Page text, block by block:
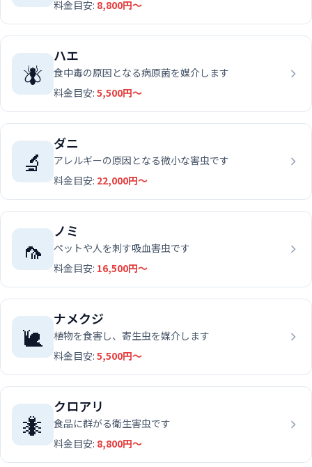
料金目安: 8,800円〜
🪰
ハエ
食中毒の原因となる病原菌を媒介します
料金目安: 5,500円〜
🔬
ダニ
アレルギーの原因となる微小な害虫です
料金目安: 22,000円〜
🦟
ノミ
ペットや人を刺す吸血害虫です
料金目安: 16,500円〜
🐌
ナメクジ
植物を食害し、寄生虫を媒介します
料金目安: 5,500円〜
🐜
クロアリ
食品に群がる衛生害虫です
料金目安: 8,800円〜